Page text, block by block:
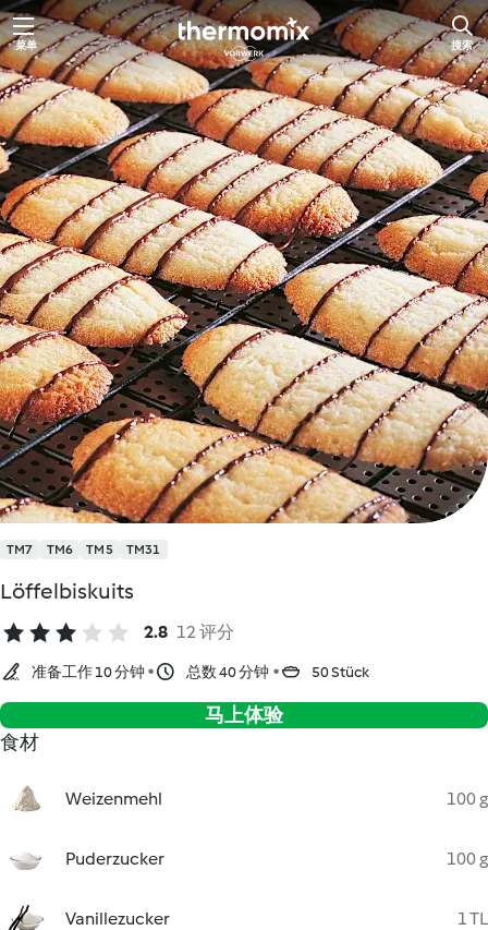
跳
至
内
容
菜单 搜索
TM7 TM6 TM5 TM31
Löffelbiskuits
2.8 12 评分
准备工作 10 分钟 总数 40 分钟 50 Stück
马上体验
食材
Weizenmehl 100 g
Puderzucker 100 g
Vanillezucker 1 TL